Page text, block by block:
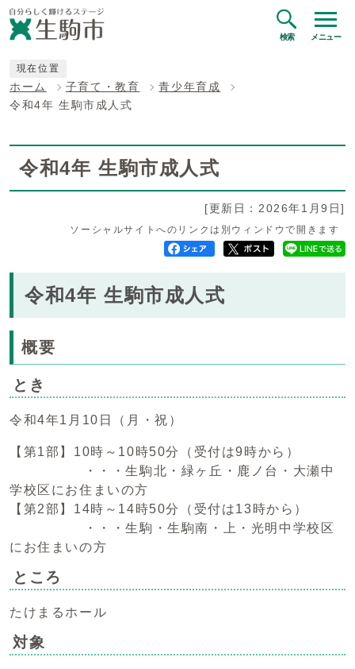
検索 メニュー
現在位置
ホーム 子育て・教育
青少年育成
令和4年 生駒市成人式
令和4年 生駒市成人式
[更新日：2026年1月9日]
ソーシャルサイトへのリンクは別ウィンドウで開きます
令和4年 生駒市成人式
概要
とき
令和4年1月10日（月・祝）
【第1部】10時～10時50分（受付は9時から）
・・・生駒北・緑ヶ丘・鹿ノ台・大瀬中
学校区にお住まいの方
【第2部】14時～14時50分（受付は13時から）
・・・生駒・生駒南・上・光明中学校区
にお住まいの方
ところ
たけまるホール
対象